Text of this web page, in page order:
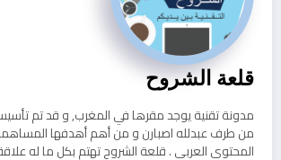
قلعة الشروح
من طرف عبدلله اصبارن و من أهم أهدفها المساهمة
المحتوى العربي . قلعة الشروح تهتم بكل ما له